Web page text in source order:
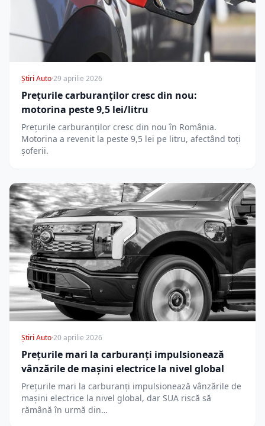
Știri Auto·29 aprilie 2026
Prețurile carburanților cresc din nou:
motorina peste 9,5 lei/litru
Prețurile carburanților cresc din nou în România.
Motorina a revenit la peste 9,5 lei pe litru, afectând toți
șoferii.
Știri Auto·20 aprilie 2026
Prețurile mari la carburanți impulsionează
vânzările de mașini electrice la nivel global
Prețurile mari la carburanți impulsionează vânzările de
mașini electrice la nivel global, dar SUA riscă să
rămână în urmă din…